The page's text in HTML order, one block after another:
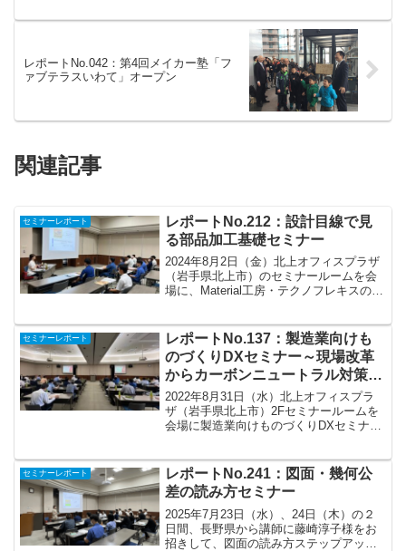
レポートNo.042：第4回メイカー塾「フ
ァブテラスいわて」オープン
関連記事
セミナーレポート
レポートNo.212：設計目線で見
る部品加工基礎セミナー
2024年8月2日（金）北上オフィスプラザ
（岩手県北上市）のセミナールームを会
場に、Material工房・テクノフレキスの藤
＜講師略歴＞ Material工房・テクノフ...
セミナーレポート
レポートNo.137：製造業向けも
のづくりDXセミナー～現場改革
からカーボンニュートラル対策ま
で～
2022年8月31日（水）北上オフィスプラ
ザ（岩手県北上市）2Fセミナールームを
会場に製造業向けものづくりDXセミナー
造業においては、現実課題として、リー
ドタイム短縮...
セミナーレポート
レポートNo.241：図面・幾何公
差の読み方セミナー
2025年7月23日（水）、24日（木）の２
日間、長野県から講師に藤崎淳子様をお
招きして、図面の読み方ステップアップ